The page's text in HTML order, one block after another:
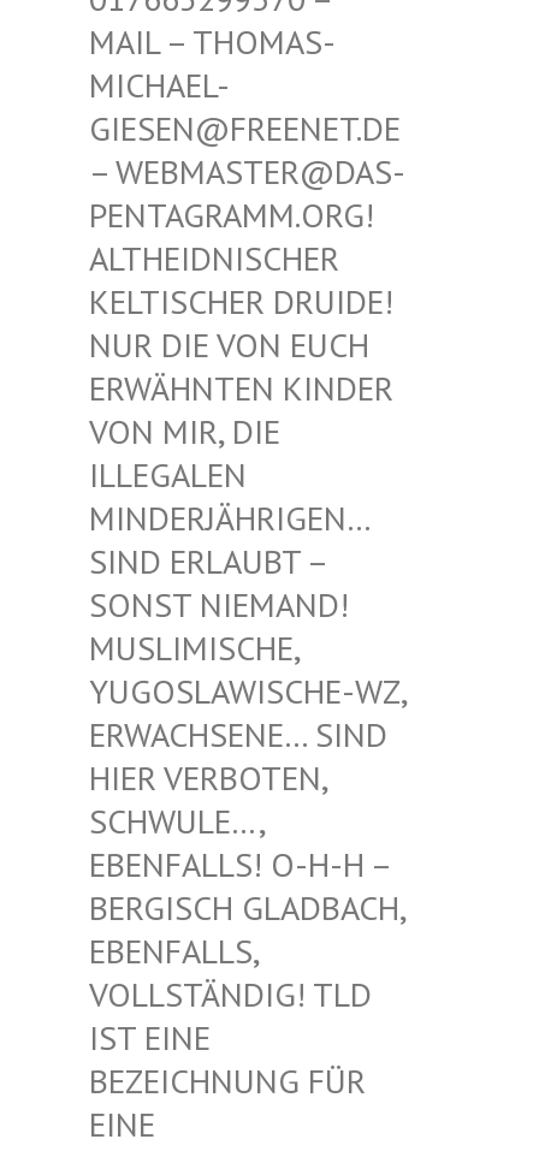
THOMAS-MICHAE
L-GIESEN
@FREENET.DE – WEBM
ASTER@DAS-PENTAG
RAMM.ORG! ALTHEI
DNISCHER KELTIS
CHER DRUIDE! NUR D
IE VON EUCH ERWÄHN
TEN KINDER VON MI
R, DIE ILLEGA
LEN MINDER
JÄHRIGEN… SIND E
RLAUBT – SONST
NIEMAND! MUSLIM
ISCHE, YUGOSL
AWISCHE-WZ, ERWACH
SENE… SIND HIER V
ERBOTEN, SCHWUL
E…, EBENFA
LLS! O-H-H – BERGIS
CH GLADBACH, EBENFA
LLS, VOLLST
ÄNDIG! TLD IST EI
NE BEZEIC
HNUNG FÜR EINE D
OMAIN